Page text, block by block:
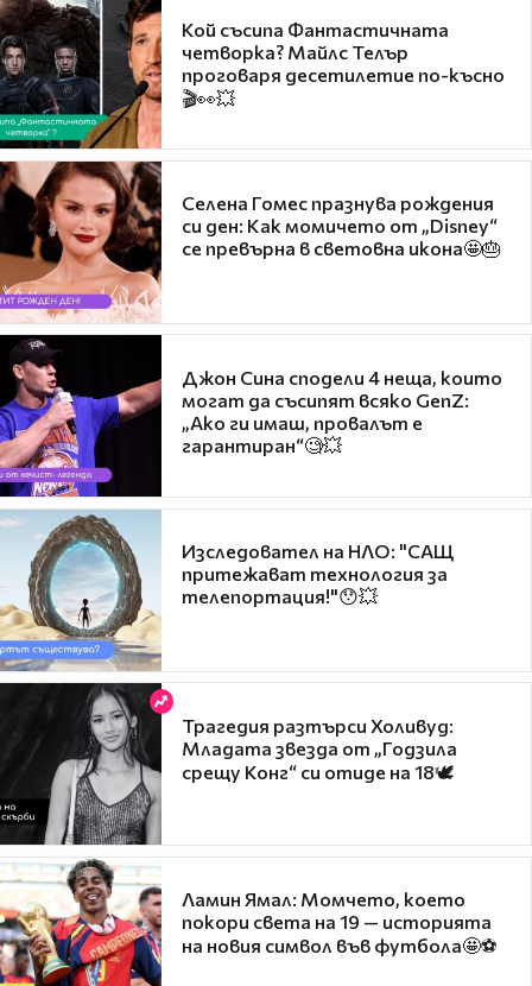
Кой съсипа Фантастичната
четворка? Майлс Телър
проговаря десетилетие по-късно
🎬👀💥
Селена Гомес празнува рождения
си ден: Как момичето от „Disney“
се превърна в световна икона🤩🎂
Джон Сина сподели 4 неща, които
могат да съсипят всяко GenZ:
„Ако ги имаш, провалът е
гарантиран“🧐💥
Изследовател на НЛО: "САЩ
притежават технология за
телепортация!"😯💥
Трагедия разтърси Холивуд:
Младата звезда от „Годзила
срещу Конг“ си отиде на 18🕊️
Ламин Ямал: Момчето, което
покори света на 19 — историята
на новия символ във футбола🤩⚽